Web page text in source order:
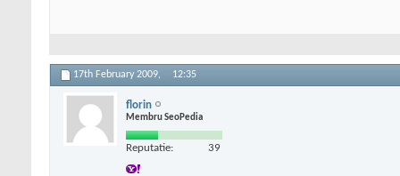
17th February 2009, 12:35
florin
Membru SeoPedia
Reputatie: 39